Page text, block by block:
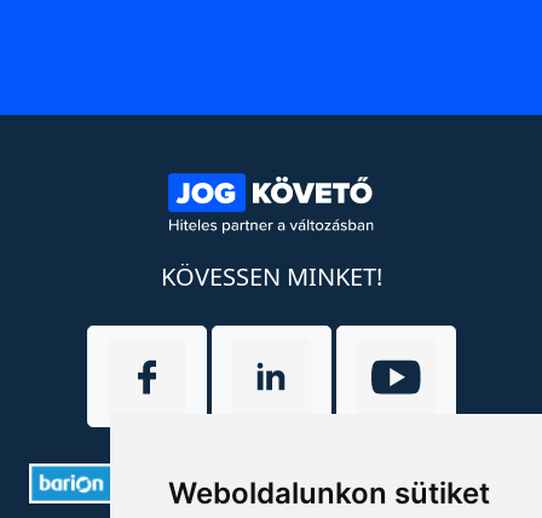
Weboldalunkon sütiket
KÖVESSEN MINKET!